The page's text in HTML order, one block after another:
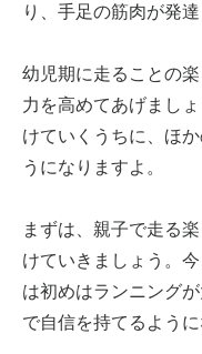
り、手足の筋肉が発達
幼児期に走ることの
力を高めてあげまし
けていくうちに、ほ
うになりますよ。
まずは、親子で走る
けていきましょう。
は初めはランニング
で自信を持てるように